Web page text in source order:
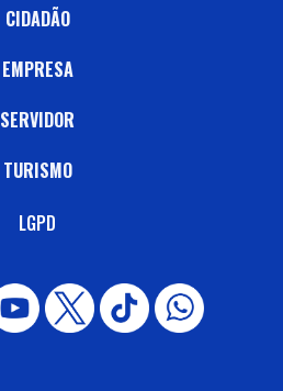
CIDADÃO
EMPRESA
SERVIDOR
TURISMO
LGPD